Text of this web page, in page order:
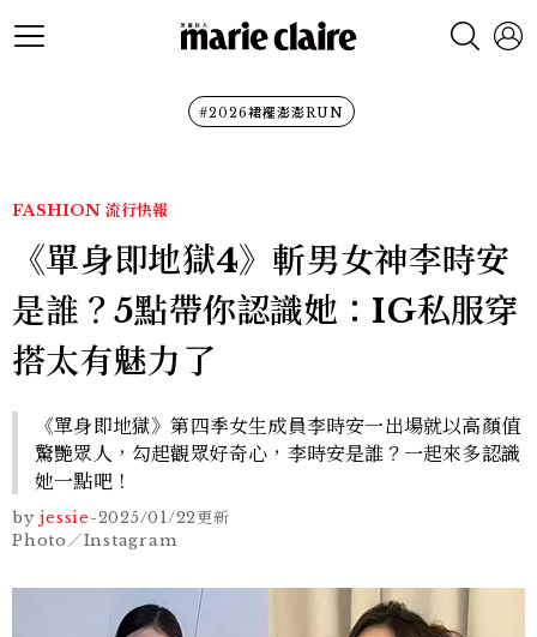
#2026裙襬澎澎RUN
FASHION 流行快報
《單身即地獄4》斬男女神李時安
是誰？5點帶你認識她：IG私服穿
搭太有魅力了
《單身即地獄》第四季女生成員李時安一出場就以高顏值
驚艷眾人，勾起觀眾好奇心，李時安是誰？一起來多認識
她一點吧！
by jessie-2025/01/22更新
Photo／Instagram